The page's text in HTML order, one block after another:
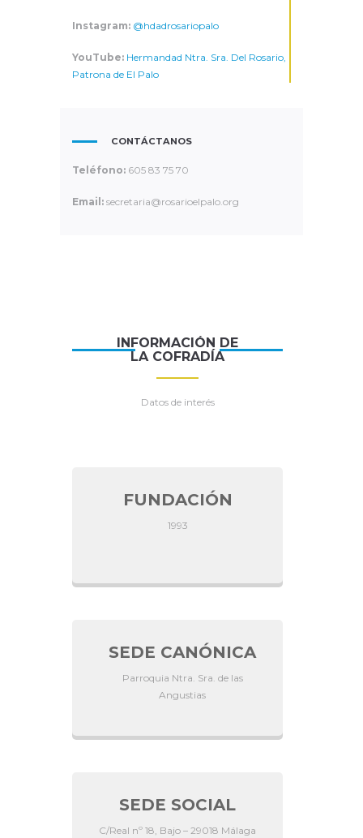
Instagram: @hdadrosariopalo
YouTube: Hermandad Ntra. Sra. Del Rosario,
Patrona de El Palo
CONTÁCTANOS
Teléfono: 605 83 75 70
Email: secretaria@rosarioelpalo.org
INFORMACIÓN DE
LA COFRADÍA
Datos de interés
FUNDACIÓN
1993
SEDE CANÓNICA
Parroquia Ntra. Sra. de las
Angustias
SEDE SOCIAL
C/Real nº 18, Bajo – 29018 Málaga